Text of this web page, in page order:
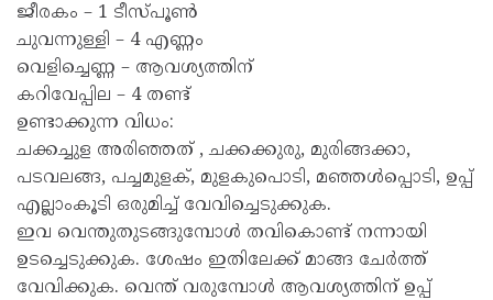
ജീരകം – 1 ടീസ്പൂൺ
ചുവന്നുള്ളി – 4 എണ്ണം
വെളിച്ചെണ്ണ – ആവശ്യത്തിന്
കറിവേപ്പില – 4 തണ്ട്
ഉണ്ടാക്കുന്ന വിധം:
ചക്കച്ചുള അരിഞ്ഞത് , ചക്കക്കുരു, മുരിങ്ങക്കാ,
പടവലങ്ങ, പച്ചമുളക്, മുളകുപൊടി, മഞ്ഞൾപ്പൊടി, ഉപ്പ്
എല്ലാംകൂടി ഒരുമിച്ച് വേവിച്ചെടുക്കുക.
ഇവ വെന്തുതുടങ്ങുമ്പോൾ തവികൊണ്ട് നന്നായി
ഉടച്ചെടുക്കുക. ശേഷം ഇതിലേക്ക് മാങ്ങ ചേർത്ത്
വേവിക്കുക. വെന്ത് വരുമ്പോൾ ആവശ്യത്തിന് ഉപ്പ്